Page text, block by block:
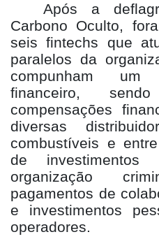
Após a
Carbono Oculto,
seis fintechs que
paralelos da
compunham um
financeiro,
compensações
diversas
combustíveis e
de investimentos
organização
pagamentos de
e investimentos
operadores.